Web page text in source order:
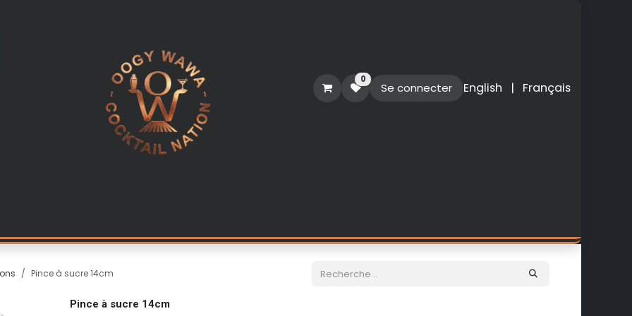
0
Se connecter English | Français
Pince à sucre 14cm
Pince à sucre 14cm